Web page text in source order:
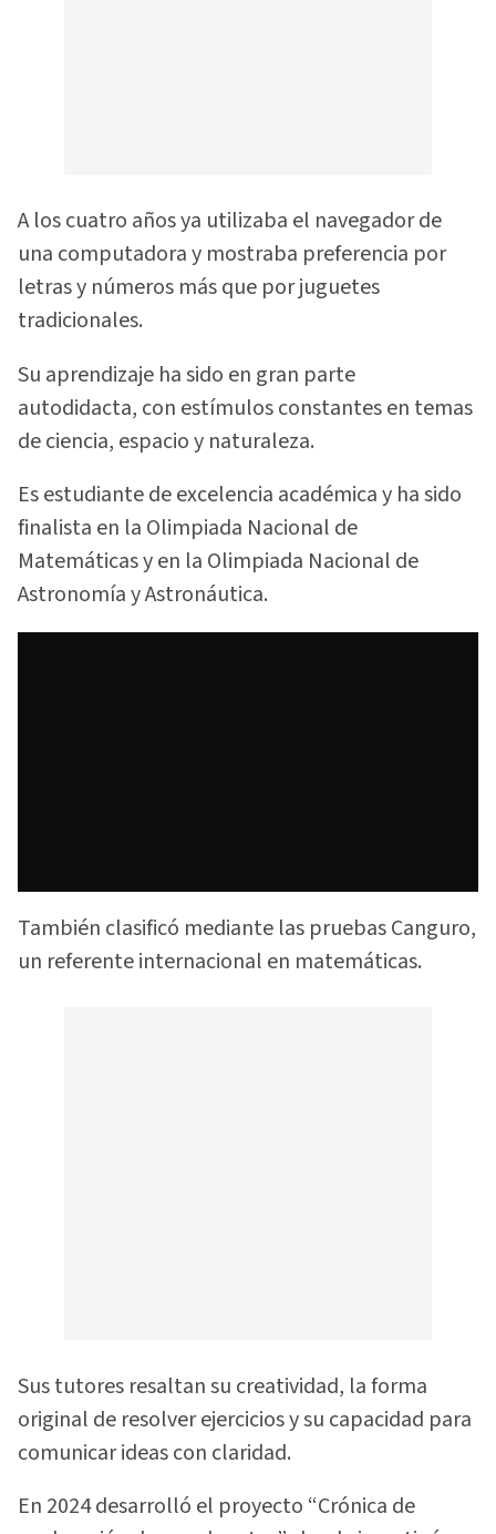
A los cuatro años ya utilizaba el navegador de
una computadora y mostraba preferencia por
letras y números más que por juguetes
tradicionales.
Su aprendizaje ha sido en gran parte
autodidacta, con estímulos constantes en temas
de ciencia, espacio y naturaleza.
Es estudiante de excelencia académica y ha sido
finalista en la Olimpiada Nacional de
Matemáticas y en la Olimpiada Nacional de
Astronomía y Astronáutica.
También clasificó mediante las pruebas Canguro,
un referente internacional en matemáticas.
Sus tutores resaltan su creatividad, la forma
original de resolver ejercicios y su capacidad para
comunicar ideas con claridad.
En 2024 desarrolló el proyecto “Crónica de